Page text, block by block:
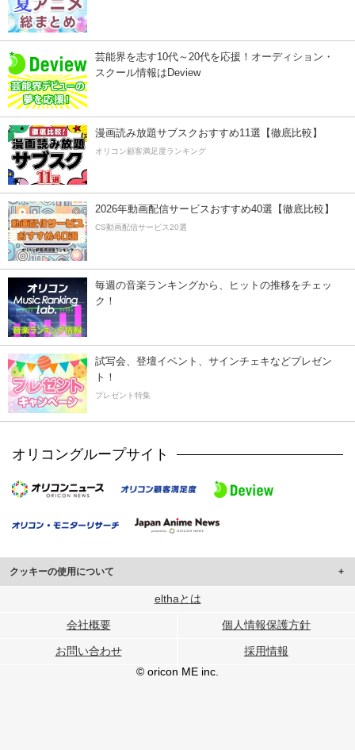
芸能界を志す10代～20代を応援！オーディション・
スクール情報はDeview
漫画読み放題サブスクおすすめ11選【徹底比較】
オリコン顧客満足度ランキング
2026年動画配信サービスおすすめ40選【徹底比較】
CS動画配信サービス20選
毎週の音楽ランキングから、ヒットの推移をチェッ
ク！
試写会、登壇イベント、サインチェキなどプレゼン
ト！
プレゼント特集
オリコングループサイト
クッキーの使用について
このサイトでは Cookie を使用して、ユーザーに合わせたコンテンツや広告の
行っています。
メディアや広告配信、データ解析の各パートナーに提供しています。
各パートナーは、この情報とユーザーが各パートナーに提供した他の情報や、
ユーザーが各パートナーのサービスを使用したときに収集した他の情報を組み
elthaとは
会社概要 個人情報保護方針
お問い合わせ
採用情報
© oricon ME inc.